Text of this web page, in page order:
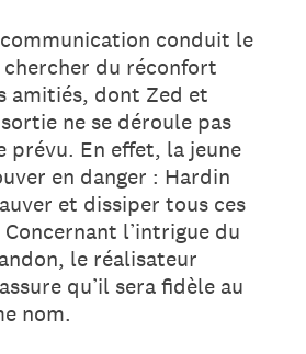
conduit le
du réconfort
amitiés, dont Zed et
ne se déroule pas
prévu. En effet, la jeune
en danger : Hardin
et dissiper tous ces
l’intrigue du
le réalisateur
qu’il sera fidèle au
nom.